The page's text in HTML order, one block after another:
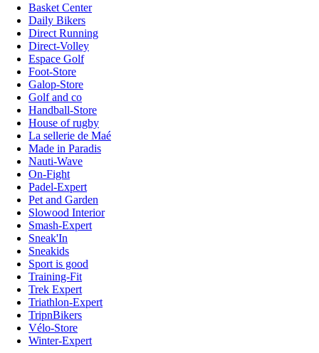
Basket Center
Daily Bikers
Direct Running
Direct-Volley
Espace Golf
Foot-Store
Galop-Store
Golf and co
Handball-Store
House of rugby
La sellerie de Maé
Made in Paradis
Nauti-Wave
On-Fight
Padel-Expert
Pet and Garden
Slowood Interior
Smash-Expert
Sneak'In
Sneakids
Sport is good
Training-Fit
Trek Expert
Triathlon-Expert
TripnBikers
Vélo-Store
Winter-Expert